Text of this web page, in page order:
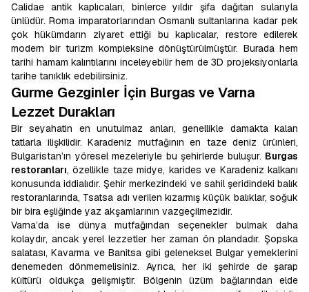
Calidae antik kaplıcaları, binlerce yıldır şifa dağıtan sularıyla
ünlüdür. Roma imparatorlarından Osmanlı sultanlarına kadar pek
çok hükümdarın ziyaret ettiği bu kaplıcalar, restore edilerek
modern bir turizm kompleksine dönüştürülmüştür. Burada hem
tarihi hamam kalıntılarını inceleyebilir hem de 3D projeksiyonlarla
tarihe tanıklık edebilirsiniz.
Gurme Gezginler İçin Burgas ve Varna
Lezzet Durakları
Bir seyahatin en unutulmaz anları, genellikle damakta kalan
tatlarla ilişkilidir. Karadeniz mutfağının en taze deniz ürünleri,
Bulgaristan’ın yöresel mezeleriyle bu şehirlerde buluşur. Burgas
restoranları, özellikle taze midye, karides ve Karadeniz kalkanı
konusunda iddialıdır. Şehir merkezindeki ve sahil şeridindeki balık
restoranlarında, Tsatsa adı verilen kızarmış küçük balıklar, soğuk
bir bira eşliğinde yaz akşamlarının vazgeçilmezidir.
Varna’da ise dünya mutfağından seçenekler bulmak daha
kolaydır, ancak yerel lezzetler her zaman ön plandadır. Şopska
salatası, Kavarma ve Banitsa gibi geleneksel Bulgar yemeklerini
denemeden dönmemelisiniz. Ayrıca, her iki şehirde de şarap
kültürü oldukça gelişmiştir. Bölgenin üzüm bağlarından elde